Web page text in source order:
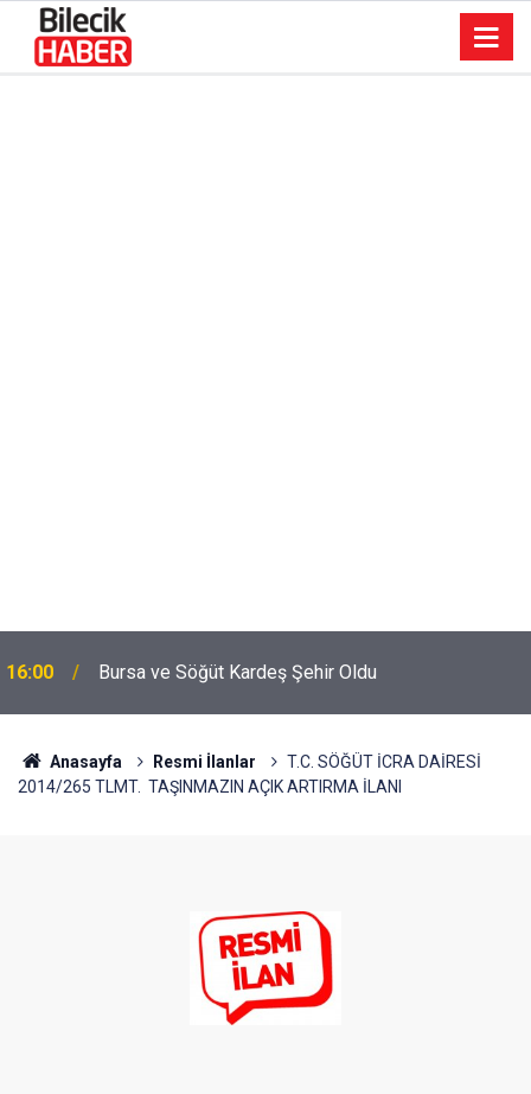
16:00 Bursa ve Söğüt Kardeş Şehir Oldu
Anasayfa Resmi İlanlar
T.C. SÖĞÜT İCRA DAİRESİ
2014/265 TLMT. TAŞINMAZIN AÇIK ARTIRMA İLANI